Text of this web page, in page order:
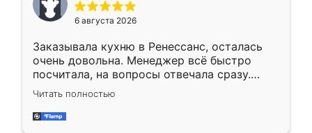
Мне нравится ,если что-то потребуется из
мебели буду заказывать только здесь.
6 августа 2026
Заказывала кухню в Ренессанс, осталась
очень довольна. Менеджер всё быстро
посчитала, на вопросы отвечала сразу.
Замерщик приехал в субботу, подошёл к
делу со всей ответственностью. Собрали
за день, ребята работали аккуратно, даже
Читать полностью